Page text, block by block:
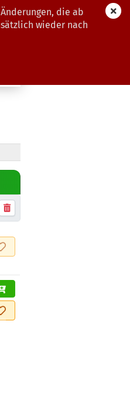
die ab
wieder nach